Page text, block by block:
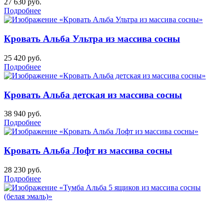
27 630 руб.
Подробнее
Кровать Альба Ультра из массива сосны
25 420 руб.
Подробнее
Кровать Альба детская из массива сосны
38 940 руб.
Подробнее
Кровать Альба Лофт из массива сосны
28 230 руб.
Подробнее